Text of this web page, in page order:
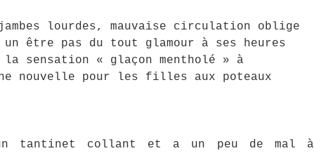
lourdes, mauvaise circulation oblige
être pas du tout glamour à ses heures
sensation « glaçon mentholé » à
nouvelle pour les filles aux poteaux
tantinet collant et a un peu de mal à